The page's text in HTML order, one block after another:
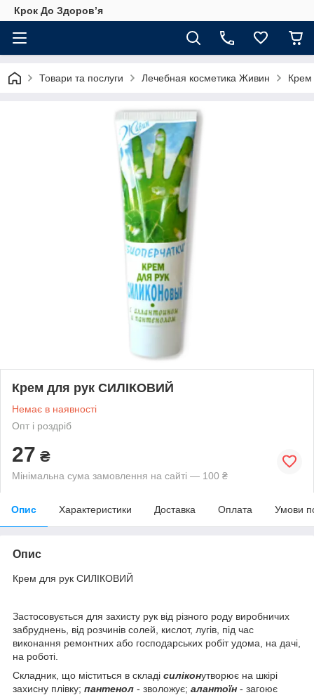
Крок До Здоровʼя
Товари та послуги Лечебная косметика Живин
Крем для рук СИЛІКОВИЙ
Немає в наявності
Опт і роздріб
27 ₴
Мінімальна сума замовлення на сайті — 100 ₴
Опис Характеристики Доставка Оплата Умови
Опис
Крем для рук СИЛІКОВИЙ
Застосовується для захисту рук від різного роду виробничих
забруднень, від розчинів солей, кислот, лугів, під час
виконання ремонтних або господарських робіт удома, на дачі,
на роботі.
Складник, що міститься в складі силіконутворює на шкірі
захисну плівку; пантенол - зволожує; алантоїн - загоює